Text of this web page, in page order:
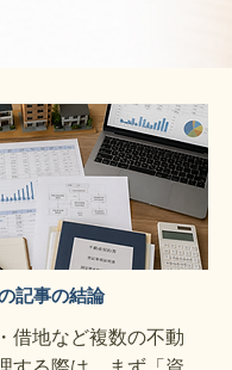
記事の結論
借地など複数の不動